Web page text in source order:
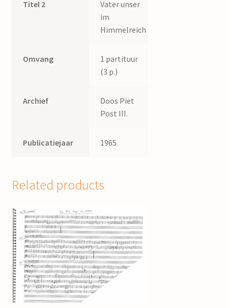
Titel 2
Vater unser
im
Himmelreich
Omvang
1 partituur
(3 p.)
Archief
Doos Piet
Post III.
Publicatiejaar 1965
Related products